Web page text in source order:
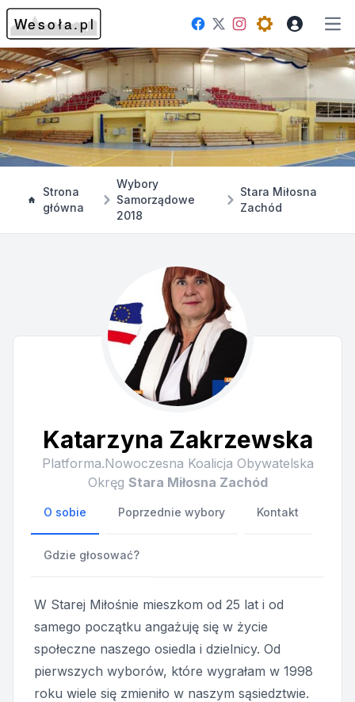
Facebook
TwitterInstagram
Open theme
Strona
główna
Wybory
Samorządowe
2018
Stara Miłosna
Zachód
Katarzyna Zakrzewska
Platforma.Nowoczesna Koalicja Obywatelska
Okręg Stara Miłosna Zachód
O sobie Poprzednie wybory Kontakt
Gdzie głosować?
W Starej Miłośnie mieszkom od 25 lat i od
samego początku angażuję się w życie
społeczne naszego osiedla i dzielnicy. Od
pierwszych wyborów, które wygrałam w 1998
roku wiele się zmieniło w naszym sąsiedztwie.